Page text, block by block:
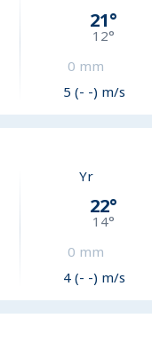
21°
12°
0 mm
5 (- -) m/s
Yr
22°
14°
0 mm
4 (- -) m/s